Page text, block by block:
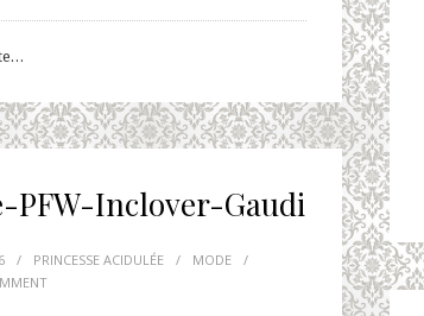
PFW-Inclover-Gaudi
/ PRINCESSE ACIDULÉE / MODE
/